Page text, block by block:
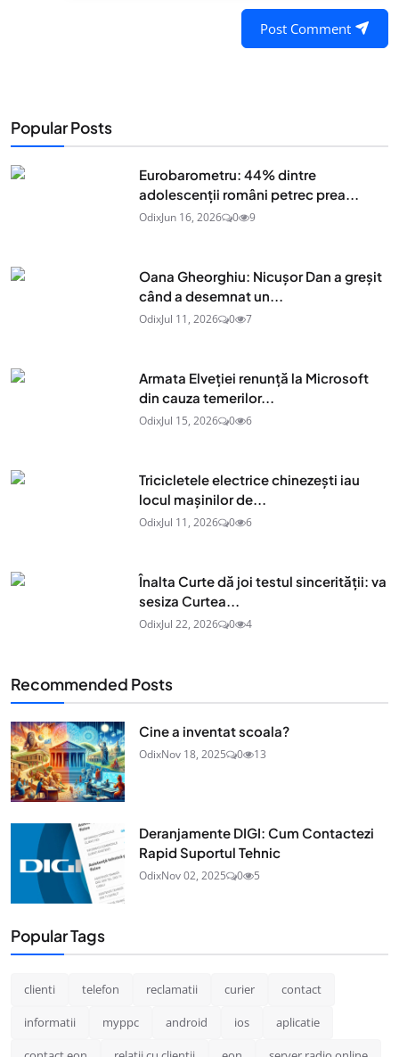
Post Comment
Popular Posts
Eurobarometru: 44% dintre
adolescenţii români petrec prea...
OdixJun 16, 2026 0 9
Oana Gheorghiu: Nicușor Dan a greșit
când a desemnat un...
OdixJul 11, 2026 0 7
Armata Elveției renunță la Microsoft
din cauza temerilor...
OdixJul 15, 2026 0 6
Tricicletele electrice chinezești iau
locul mașinilor de...
OdixJul 11, 2026 0 6
Înalta Curte dă joi testul sincerității: va
sesiza Curtea...
OdixJul 22, 2026 0 4
Recommended Posts
Cine a inventat scoala?
OdixNov 18, 2025 0 13
Deranjamente DIGI: Cum Contactezi
Rapid Suportul Tehnic
OdixNov 02, 2025 0 5
Popular Tags
clienti telefon reclamatii curier contact
informatii myppc android ios aplicatie